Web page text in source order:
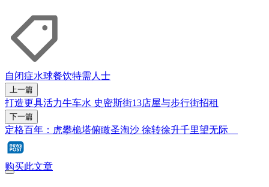
自闭症水球餐饮特需人士
上一篇
打造更具活力牛车水 史密斯街13店屋与步行街招租
下一篇
定格百年：虎攀桅塔俯瞰圣淘沙 徐转徐升千里望无际
购买此文章